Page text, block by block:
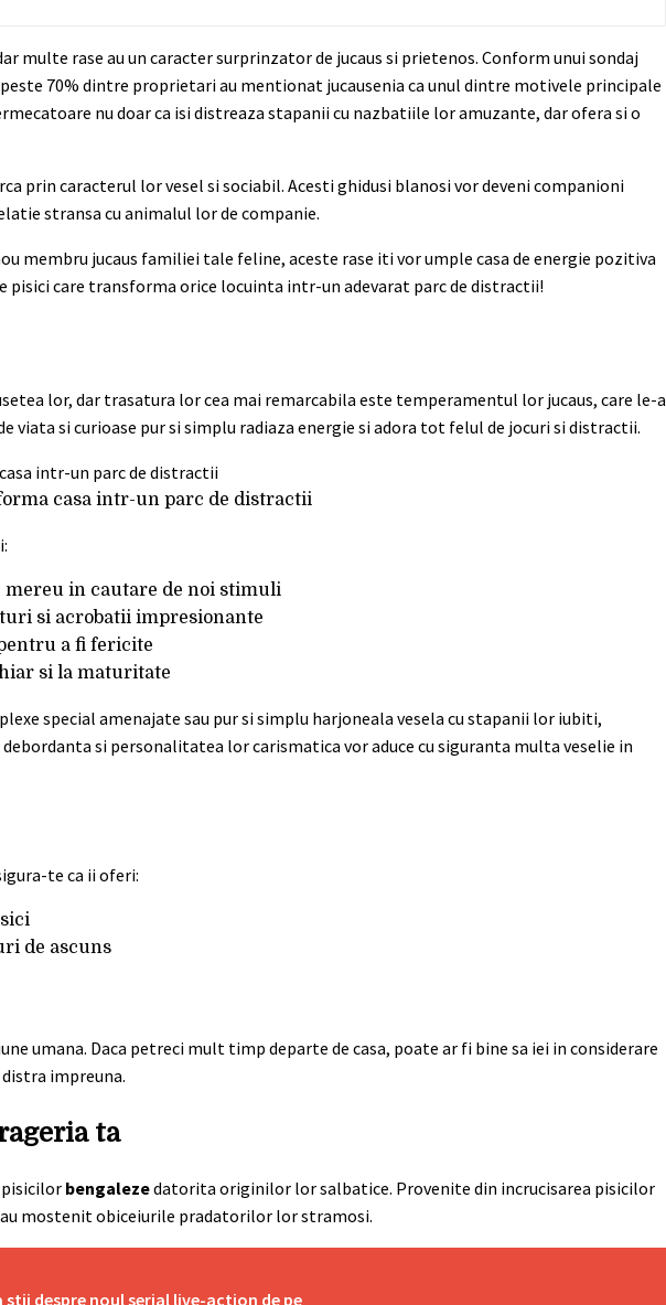
multe rase au un caracter surprinzator de jucaus si prietenos. Conform unui sondaj
70% dintre proprietari au mentionat jucausenia ca unul dintre motivele principale
nu doar ca isi distreaza stapanii cu nazbatiile lor amuzante, dar ofera si o
prin caracterul lor vesel si sociabil. Acesti ghidusi blanosi vor deveni companioni
stransa cu animalul lor de companie.
membru jucaus familiei tale feline, aceste rase iti vor umple casa de energie pozitiva
pisici care transforma orice locuinta intr-un adevarat parc de distractii!
lor, dar trasatura lor cea mai remarcabila este temperamentul lor jucaus, care le-a
viata si curioase pur si simplu radiaza energie si adora tot felul de jocuri si distractii.
casa intr-un parc de distractii
in cautare de noi stimuli
si acrobatii impresionante
a fi fericite
si la maturitate
special amenajate sau pur si simplu harjoneala vesela cu stapanii lor iubiti,
si personalitatea lor carismatica vor aduce cu siguranta multa veselie in
te ca ii oferi:
de ascuns
umana. Daca petreci mult timp departe de casa, poate ar fi bine sa iei in considerare
impreuna.
ta
bengalezedatorita originilor lor salbatice. Provenite din incrucisarea pisicilor
mostenit obiceiurile pradatorilor lor stramosi.
despre noul serial live-action de pe